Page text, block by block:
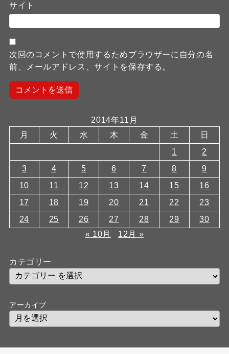
サイト
次回のコメントで使用するためブラウザーに自分の名
前、メールアドレス、サイトを保存する。
2014年11月
月
火 水 木 金 土
日
1
2
3
4 5 6 7 8
9
10
11 12 13 14 15
16
17
18 19 20 21 22
23
24
25 26 27 28 29
30
« 10月
12月 »
カテゴリー
アーカイブ